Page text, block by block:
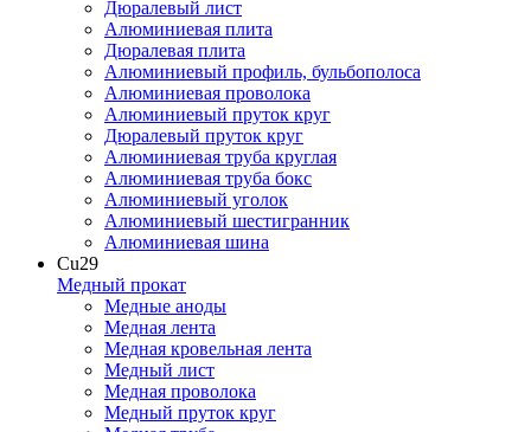
Дюралевый лист
Алюминиевая плита
Дюралевая плита
Алюминиевый профиль, бульбополоса
Алюминиевая проволока
Алюминиевый пруток круг
Дюралевый пруток круг
Алюминиевая труба круглая
Алюминиевая труба бокс
Алюминиевый уголок
Алюминиевый шестигранник
Алюминиевая шина
Cu29
Медный прокат
Медные аноды
Медная лента
Медная кровельная лента
Медный лист
Медная проволока
Медный пруток круг